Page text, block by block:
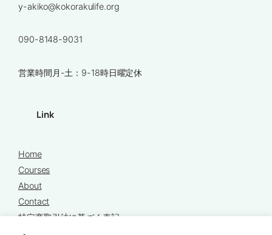
y-akiko@kokorakulife.org
090-8148-9031
営業時間月-土：9-18時日曜定休
Link
Home
Courses
About
Contact
特定商取引法に基づく表記
プライバシーポリシー